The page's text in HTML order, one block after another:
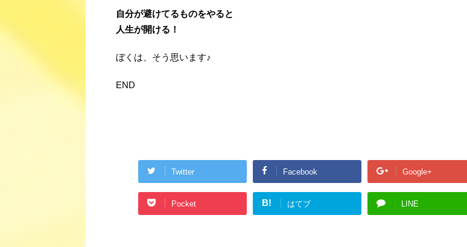
自分が避けてるものをやると
人生が開ける！
ぼくは、そう思います♪
END
Twitter Facebook Google+
Pocket B! はてブ LINE